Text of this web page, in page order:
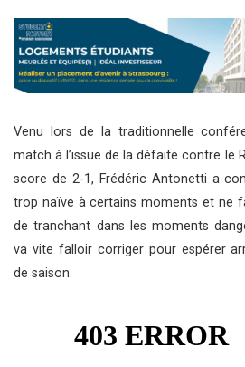
Venu lors de la traditionnelle
match à l’issue de la défaite contre le
score de 2-1, Frédéric Antonetti a
trop naïve à certains moments et ne
de tranchant dans les moments
va vite falloir corriger pour espérer
de saison.